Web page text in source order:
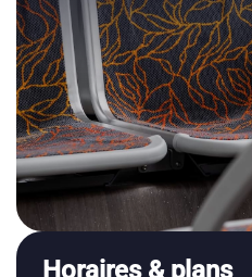
Horaires & plans